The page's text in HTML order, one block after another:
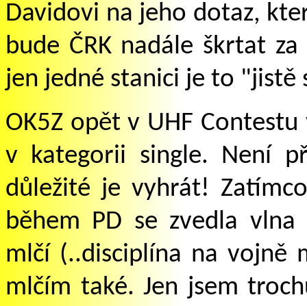
Davidovi na jeho dotaz,
bude ČRK nadále škrtat
jen jedné stanici je to
OK5Z opět v UHF
v kategorii single. Není
důležité je vyhrát!
během PD se zvedla vlna
mlčí (..disciplína na vojně
mlčím také. Jen jsem